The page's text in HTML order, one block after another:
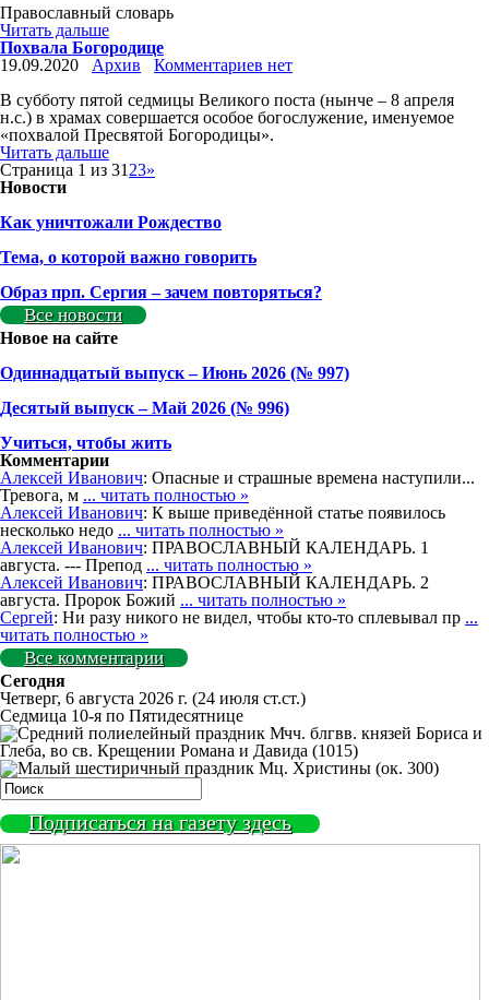
Православный словарь
Читать дальше
Похвала Богородице
19.09.2020
Архив
Комментариев нет
В субботу пятой седмицы Великого поста (нынче – 8 апреля
н.с.) в храмах совершается особое богослужение, именуемое
«похвалой Пресвятой Богородицы».
Читать дальше
Страница 1 из 31 23»
Новости
Как уничтожали Рождество
Тема, о которой важно говорить
Образ прп. Сергия – зачем повторяться?
Все новости
Новое на сайте
Одиннадцатый выпуск – Июнь 2026 (№ 997)
Деcятый выпуск – Май 2026 (№ 996)
Учиться, чтобы жить
Комментарии
Алексей Иванович: Опасные и страшные времена наступили...
Тревога, м ... читать полностью »
Алексей Иванович: К выше приведённой статье появилось
несколько недо ... читать полностью »
Алексей Иванович: ПРАВОСЛАВНЫЙ КАЛЕНДАРЬ. 1
августа. --- Препод ... читать полностью »
Алексей Иванович: ПРАВОСЛАВНЫЙ КАЛЕНДАРЬ. 2
августа. Пророк Божий ... читать полностью »
Сергей: Ни разу никого не видел, чтобы кто-то сплевывал пр ...
читать полностью »
Все комментарии
Сегодня
Четверг, 6 августа 2026 г. (24 июля ст.ст.)
Седмица 10-я по Пятидесятнице
Мчч. блгвв. князей Бориса и
Глеба, во св. Крещении Романа и Давида (1015)
Мц. Христины (ок. 300)
Подписаться на газету здесь